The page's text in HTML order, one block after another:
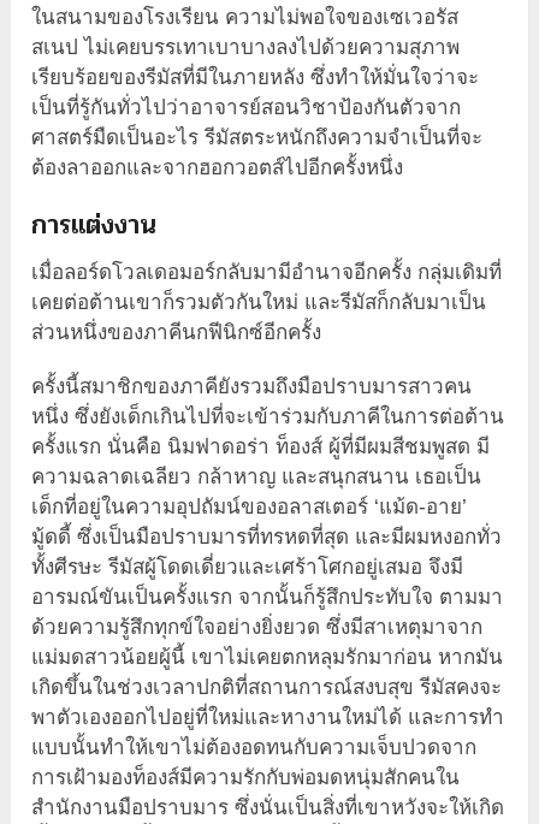
ในสนามของโรงเรียน ความไม่พอใจของเซเวอรัส
สเนป ไม่เคยบรรเทาเบาบางลงไปด้วยความสุภาพ
เรียบร้อยของรีมัสที่มีในภายหลัง ซึ่งทำให้มั่นใจว่าจะ
เป็นที่รู้กันทั่วไปว่าอาจารย์สอนวิชาป้องกันตัวจาก
ศาสตร์มืดเป็นอะไร รีมัสตระหนักถึงความจำเป็นที่จะ
ต้องลาออกและจากฮอกวอตส์ไปอีกครั้งหนึ่ง
การแต่งงาน
เมื่อลอร์ดโวลเดอมอร์กลับมามีอำนาจอีกครั้ง กลุ่มเดิมที่
เคยต่อต้านเขาก็รวมตัวกันใหม่ และรีมัสก็กลับมาเป็น
ส่วนหนึ่งของภาคีนกฟีนิกซ์อีกครั้ง
ครั้งนี้สมาชิกของภาคียังรวมถึงมือปราบมารสาวคน
หนึ่ง ซึ่งยังเด็กเกินไปที่จะเข้าร่วมกับภาคีในการต่อต้าน
ครั้งแรก นั่นคือ นิมฟาดอร่า ท็องส์ ผู้ที่มีผมสีชมพูสด มี
ความฉลาดเฉลียว กล้าหาญ และสนุกสนาน เธอเป็น
เด็กที่อยู่ในความอุปถัมน์ของอลาสเตอร์ ‘แม้ด-อาย’
มู้ดดี้ ซึ่งเป็นมือปราบมารที่ทรหดที่สุด และมีผมหงอกทั่ว
ทั้งศีรษะ รีมัสผู้โดดเดี่ยวและเศร้าโศกอยู่เสมอ จึงมี
อารมณ์ขันเป็นครั้งแรก จากนั้นก็รู้สึกประทับใจ ตามมา
ด้วยความรู้สึกทุกข์ใจอย่างยิ่งยวด ซึ่งมีสาเหตุมาจาก
แม่มดสาวน้อยผู้นี้ เขาไม่เคยตกหลุมรักมาก่อน หากมัน
เกิดขึ้นในช่วงเวลาปกติที่สถานการณ์สงบสุข รีมัสคงจะ
พาตัวเองออกไปอยู่ที่ใหม่และหางานใหม่ได้ และการทำ
แบบนั้นทำให้เขาไม่ต้องอดทนกับความเจ็บปวดจาก
การเฝ้ามองท็องส์มีความรักกับพ่อมดหนุ่มสักคนใน
สำนักงานมือปราบมาร ซึ่งนั่นเป็นสิ่งที่เขาหวังจะให้เกิด